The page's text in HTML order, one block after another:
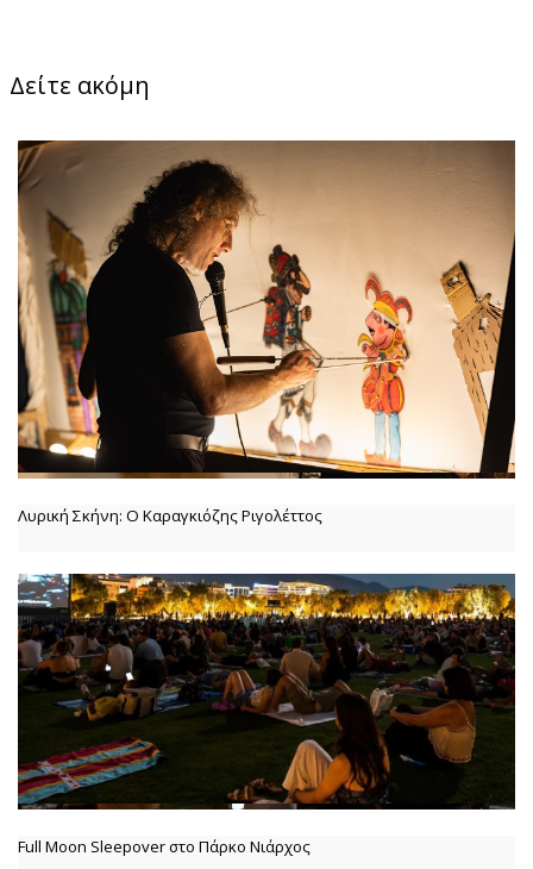
Δείτε ακόμη
Λυρική Σκήνη: Ο Καραγκιόζης Ριγολέττος
Full Moon Sleepover στο Πάρκο Νιάρχος